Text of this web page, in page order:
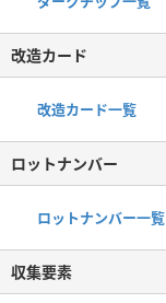
改造カード
改造カード一覧
ロットナンバー
ロットナンバー一覧
収集要素